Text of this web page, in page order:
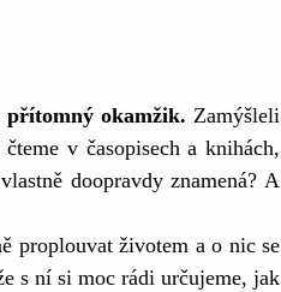
přítomný okamžik. Zamýšleli
v časopisech a knihách,
doopravdy znamená? A
proplouvat životem a o nic se
s ní si moc rádi určujeme, jak